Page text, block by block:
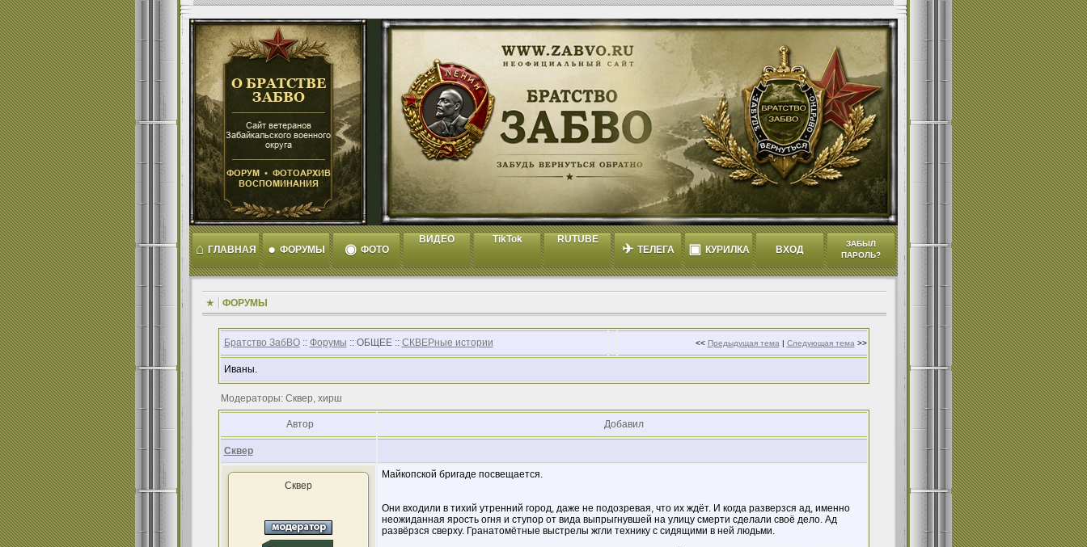
⌂ ГЛАВНАЯ ● ФОРУМЫ ◉ ФОТО
ВИДЕО TikTok RUTUBE
✈ ТЕЛЕГА ▣ КУРИЛКА ВХОД
ЗАБЫЛ
ПАРОЛЬ?
ФОРУМЫ
Братство ЗабВО:: Форумы :: ОБЩЕЕ :: СКВЕРные истории << Предыдущая тема | Следующая тема >>
Иваны.
Модераторы: Сквер, хирш
Автор Добавил
Сквер
Сквер
Майкопской бригаде посвещается.
Они входили в тихий утренний город, даже не подозревая, что их ждёт. И когда разверзся ад, именно
неожиданная ярость огня и ступор от вида выпрыгнувшей на улицу смерти сделали своё дело. Ад
развёрзся сверху. Гранатомётные выстрелы жгли технику с сидящими в ней людьми.